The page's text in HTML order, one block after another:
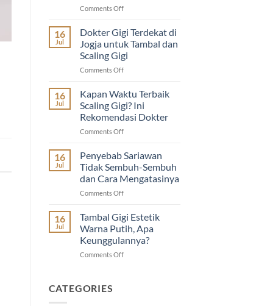
Comments Offon
Hari
Anak
Nasional
2026
di
Dental
|
Diskon
Imunisasi
Cabut
Gigi
Anak
16
Jul
Dokter Gigi Terdekat di
Jogja untuk Tambal dan
Scaling Gigi
Comments Offon
Gigi
Terdekat
di
Jogja
untuk
dan
Gigi
16
Jul
Kapan Waktu Terbaik
Scaling Gigi? Ini
Rekomendasi Dokter
Comments Offon
Waktu
Terbaik
Scaling
Gigi?
Ini
Dokter
16
Jul
Penyebab Sariawan
Tidak Sembuh-Sembuh
dan Cara Mengatasinya
Comments Offon
Sariawan
Tidak
Sembuh-
Sembuh
dan
16
Jul
Tambal Gigi Estetik
Warna Putih, Apa
Keunggulannya?
Comments Offon
CATEGORIES